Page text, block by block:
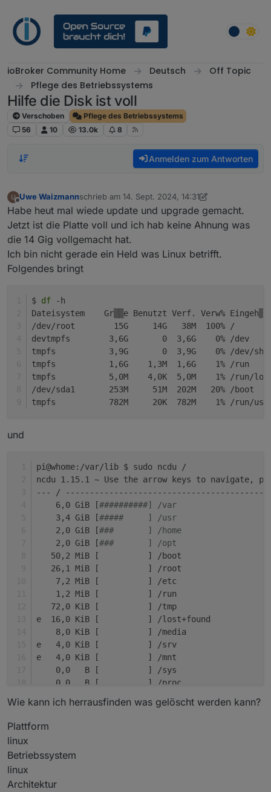
ioBroker Community Home Deutsch
Off Topic
Pflege des Betriebssystems
Hilfe die Disk ist voll
Verschoben
Pflege des Betriebssystems
56
10 13.0k 8
Anmelden zum Antworten
Offline
Uwe Waizmannschrieb am 14. Sept. 2024, 14:31
zuletzt editiert von Uwe Waizmann
Habe heut mal wiede update und upgrade gemacht.
Jetzt ist die Platte voll und ich hab keine Ahnung was
die 14 Gig vollgemacht hat.
Ich bin nicht gerade ein Held was Linux betrifft.
Folgendes bringt
$ df -h
Dateisystem    Gr▒▒e Benutzt Verf. Verw%
/dev/root        15G     14G   38M  100% /
devtmpfs        3,6G       0  3,6G    0% /dev
tmpfs           3,9G       0  3,9G    0% /dev/shm
tmpfs           1,6G    1,3M  1,6G    1% /run
tmpfs           5,0M    4,0K  5,0M    1% /run/
/dev/sda1       253M     51M  202M   20% /boot
tmpfs           782M     20K  782M    1% /run/
und
pi@whome:/var/lib $ sudo ncdu /
ncdu 1.15.1 ~ Use the arrow keys to navigate,
--- /
    6,0 GiB [
##########] /var
    3,4 GiB [
#####     ] /usr
    2,0 GiB [
###       ] /home
    2,0 GiB [
###       ] /opt
   50,2 MiB [          ] /boot
   26,1 MiB [          ] /root
    7,2 MiB [          ] /etc
    1,2 MiB [          ] /run
   72,0 KiB [          ] /tmp
e  16,0 KiB [          ] /lost+found
    8,0 KiB [          ] /media
e   4,0 KiB [          ] /srv
e   4,0 KiB [          ] /mnt
    0,0   B [          ] /sys
.   0,0   B [          ] /proc
@   0,0   B [          ]  sbin
Wie kann ich herrausfinden was gelöscht werden kann?
Plattform
linux
Betriebssystem
linux
Architektur